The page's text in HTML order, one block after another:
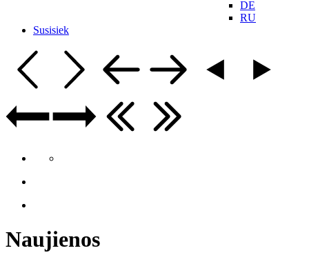
DE
RU
Susisiek
Naujienos